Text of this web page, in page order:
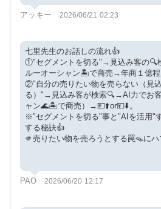
アッキー 2026/06/21 02:23
七里先生のお話しの流れ👍
①"セグメントを切る"→見込み客の🔍
ルーオーシャン🏝️で商売→年商１億程
②"自分の売りたい物を売らない（見
る）"→見込み客が検索🔍→AI力でお
ャン🌊🏝️で商売）→💴⬆️or💴⬇️。
※"セグメントを切る"事と"AIを活用"
する秘訣👍
🫵売りたい物を売ろうとする罠🪤にハ
PAO 2026/06/20 12:17